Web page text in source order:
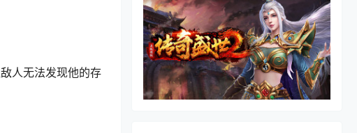
人无法发现他的存